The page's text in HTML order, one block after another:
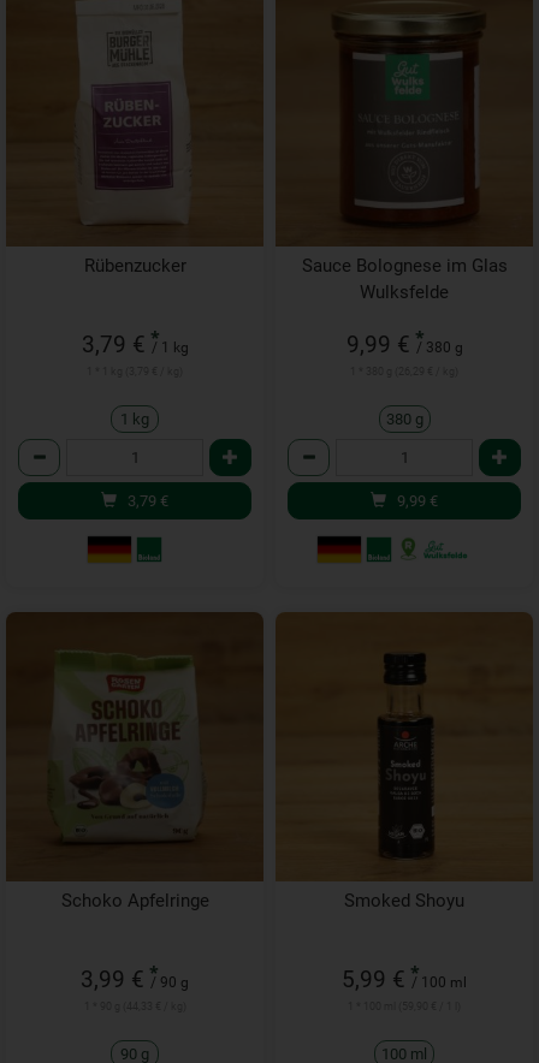
Rübenzucker
3,79 € *
/ 1 kg
1 kg
Anzahl
3,79 €
Sauce Bolognese im Glas
Wulksfelde
9,99 € *
/ 380 g
380 g
Anzahl
9,99 €
Schoko Apfelringe
3,99 € *
/ 90 g
90 g
Smoked Shoyu
5,99 € *
/ 100 ml
100 ml